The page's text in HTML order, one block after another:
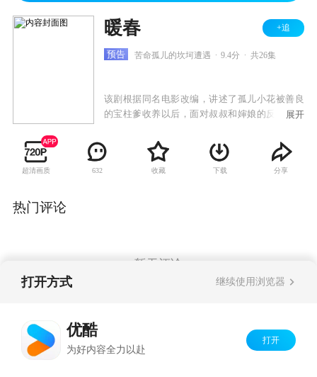
暖春 +追
预告 苦命孤儿的坎坷遭遇 9.4分 共26集
该剧根据同名电影改编，讲述了孤儿小花被善良
的宝柱爹收养以后，面对叔叔和婶娘的反对，她
大成人后的她选择做一名乡村教师回报家乡的故
事。
展开
超清画质 632 收藏 下载 分享
热门评论
暂无评论
打开方式 继续使用浏览器
优酷
为好内容全力以赴
打开